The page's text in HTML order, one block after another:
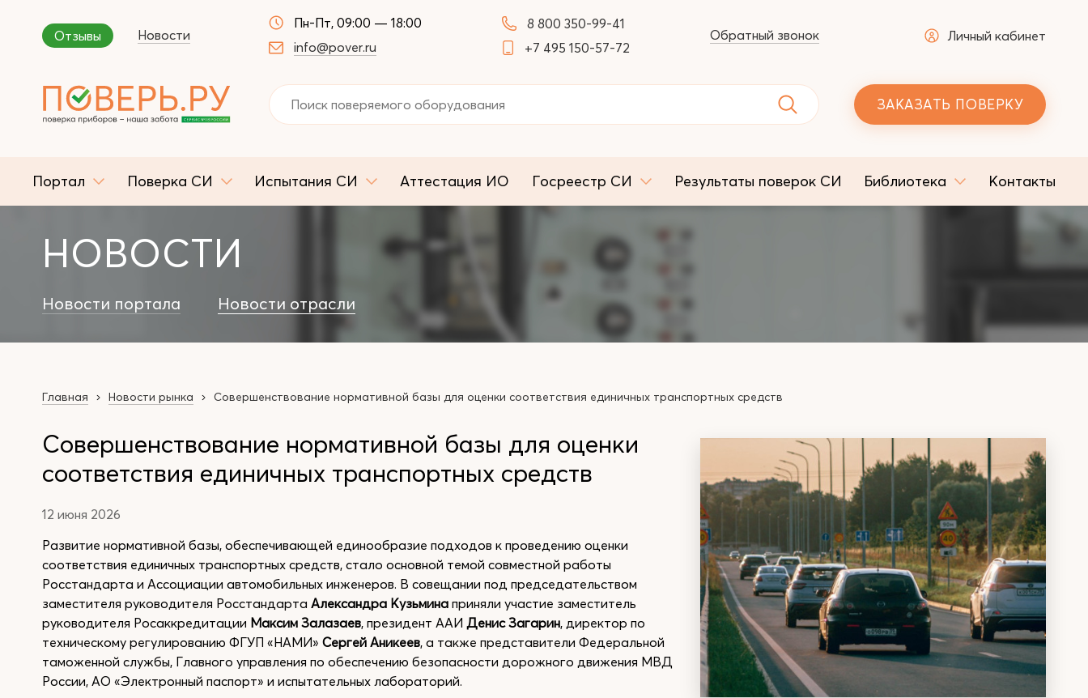
Отзывы Новости
Пн-Пт, 09:00 — 18:00
info@pover.ru
8 800 350-99-41
+7 495 150-57-72
Обратный звонок Личный кабинет
ЗАКАЗАТЬ ПОВЕРКУ
Портал Поверка СИ Испытания СИ Аттестация ИО Госреестр СИ Результаты поверок СИ Библиотека Контакты
НОВОСТИ
Новости портала Новости отрасли
Главная Новости рынка Совершенствование нормативной базы для оценки соответствия единичных транспортных средств
Совершенствование нормативной базы для оценки
соответствия единичных транспортных средств
12 июня 2026
Развитие нормативной базы, обеспечивающей единообразие подходов к проведению оценки
соответствия единичных транспортных средств, стало основной темой совместной работы
Росстандарта и Ассоциации автомобильных инженеров. В совещании под председательством
заместителя руководителя Росстандарта Александра Кузьмина приняли участие заместитель
руководителя Росаккредитации Максим Залазаев, президент ААИ Денис Загарин, директор по
техническому регулированию ФГУП «НАМИ» Сергей Аникеев, а также представители Федеральной
таможенной службы, Главного управления по обеспечению безопасности дорожного движения МВД
России, АО «Электронный паспорт» и испытательных лабораторий.